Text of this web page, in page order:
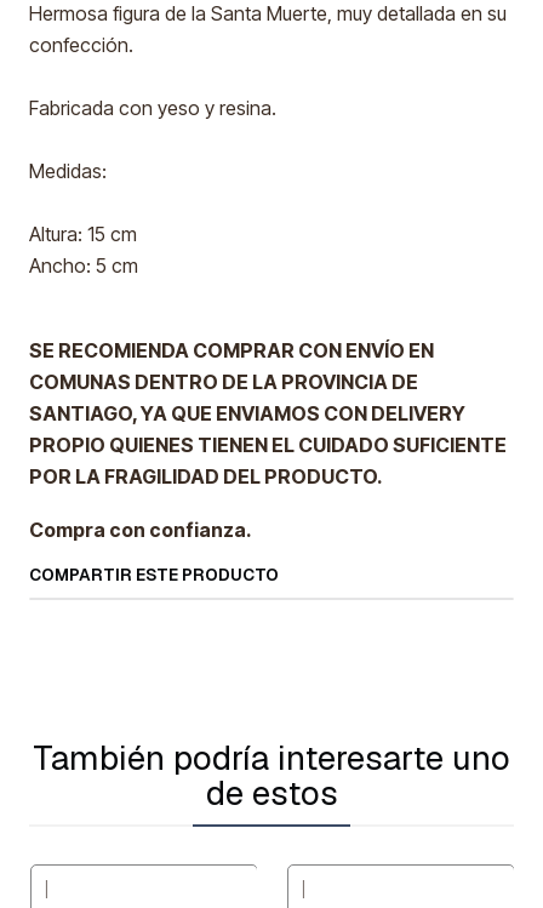
Hermosa figura de la Santa Muerte, muy detallada en su
confección.
Fabricada con yeso y resina.
Medidas:
Altura: 15 cm
Ancho: 5 cm
SE RECOMIENDA COMPRAR CON ENVÍO EN
COMUNAS DENTRO DE LA PROVINCIA DE
SANTIAGO, YA QUE ENVIAMOS CON DELIVERY
PROPIO QUIENES TIENEN EL CUIDADO SUFICIENTE
POR LA FRAGILIDAD DEL PRODUCTO.
Compra con confianza.
COMPARTIR ESTE PRODUCTO
También podría interesarte uno
de estos